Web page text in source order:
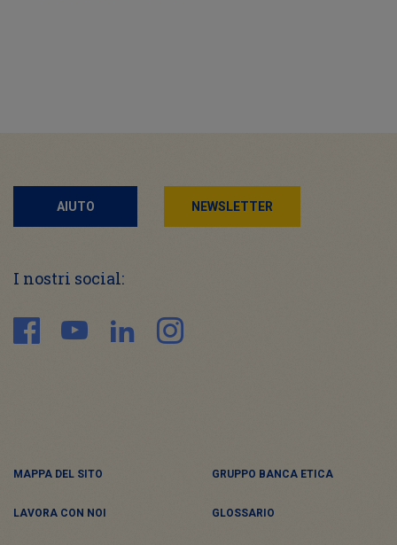
AIUTO NEWSLETTER
I nostri social:
MAPPA DEL SITO GRUPPO BANCA ETICA
LAVORA CON NOI GLOSSARIO